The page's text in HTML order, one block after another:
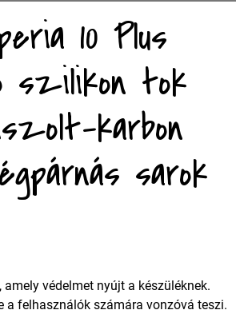
10 Plus
szilikon tok
karbon
sarok
amely védelmet nyújt a készüléknek.
a felhasználók számára vonzóvá teszi.